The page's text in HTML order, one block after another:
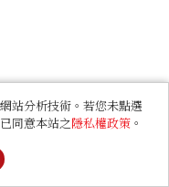
站分析技術。若您未點選
同意本站之隱私權政策 。